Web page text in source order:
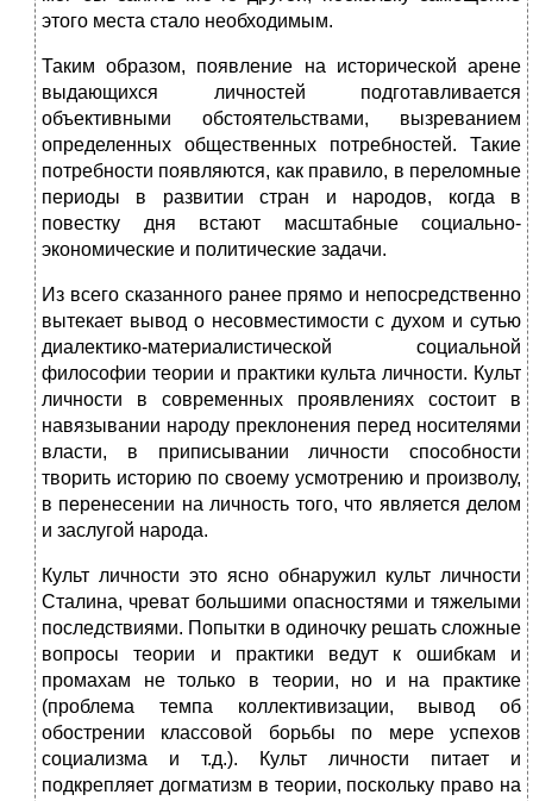
этого места стало необходимым.
Таким образом, появление на исторической арене
выдающихся личностей подготавливается
объективными обстоятельствами, вызреванием
определенных общественных потребностей. Такие
потребности появляются, как правило, в переломные
периоды в развитии стран и народов, когда в
повестку дня встают масштабные социально-
экономические и политические задачи.
Из всего сказанного ранее прямо и непосредственно
вытекает вывод о несовместимости с духом и сутью
диалектико-материалистической социальной
философии теории и практики культа личности. Культ
личности в современных проявлениях состоит в
навязывании народу преклонения перед носителями
власти, в приписывании личности способности
творить историю по своему усмотрению и произволу,
в перенесении на личность того, что является делом
и заслугой народа.
Культ личности это ясно обнаружил культ личности
Сталина, чреват большими опасностями и тяжелыми
последствиями. Попытки в одиночку решать сложные
вопросы теории и практики ведут к ошибкам и
промахам не только в теории, но и на практике
(проблема темпа коллективизации, вывод об
обострении классовой борьбы по мере успехов
социализма и т.д.). Культ личности питает и
подкрепляет догматизм в теории, поскольку право на